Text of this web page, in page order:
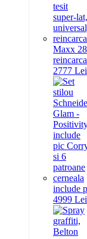
Maxx
2777 Lei
include
4999 Lei